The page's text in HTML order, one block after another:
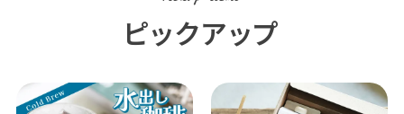
ピックアップ